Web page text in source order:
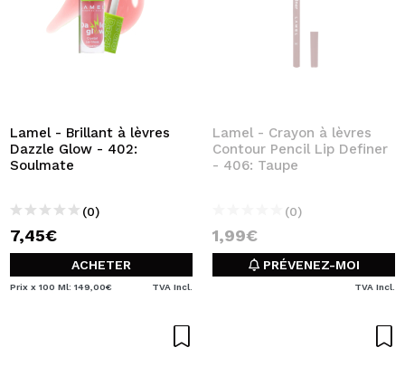
Lamel - Brillant à lèvres
Dazzle Glow - 402:
Soulmate
(0)
7,45€
ACHETER
Prix x 100 Ml: 149,00€ TVA Incl.
Lamel - Crayon à lèvres
Contour Pencil Lip Definer
- 406: Taupe
(0)
1,99€
PRÉVENEZ-MOI
TVA Incl.